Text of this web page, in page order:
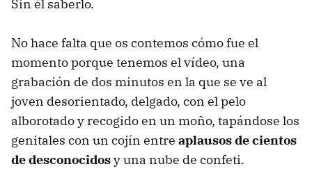
Sin él saberlo.
No hace falta que os contemos cómo fue el
momento porque tenemos el vídeo, una
grabación de dos minutos en la que se ve al
joven desorientado, delgado, con el pelo
alborotado y recogido en un moño, tapándose los
genitales con un cojín entre aplausos de cientos
de desconocidosy una nube de confeti.